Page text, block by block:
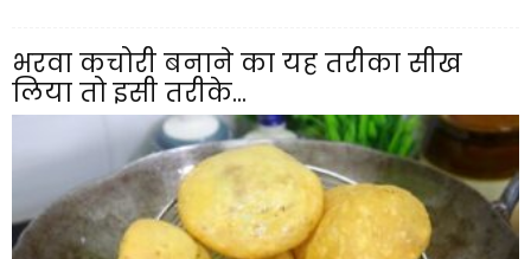
भरवा कचोरी बनाने का यह तरीका सीख
लिया तो इसी तरीके...